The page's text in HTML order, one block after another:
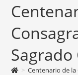
Sagrado
> Centenario de la